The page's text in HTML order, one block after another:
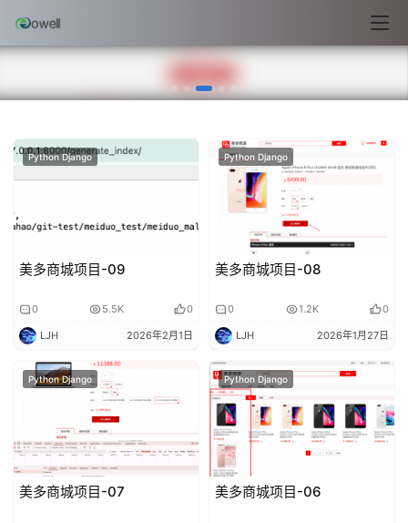
x
基
础
Python Django
Python Django
美多商城项目-09
0 5.5K 0
LJH 2026年2月1日
Python Django
美多商城项目-08
0 1.2K 0
LJH 2026年1月27日
Python Django
美多商城项目-07
Python Django
美多商城项目-06